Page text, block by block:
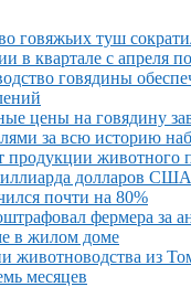
говяжьих туш
в квартале с апреля
говядины
цены на говядину
за всю историю
продукции животного
долларов
почти на 80%
фермера за
в жилом доме
животноводства из
месяцев